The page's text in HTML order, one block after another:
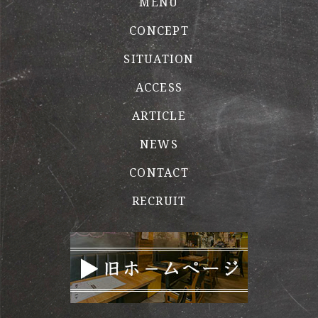
CONCEPT
SITUATION
ACCESS
ARTICLE
NEWS
CONTACT
RECRUIT